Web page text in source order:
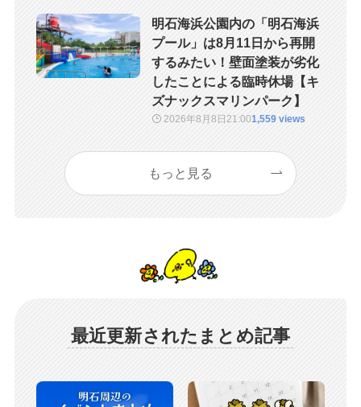
明石海浜公園内の「明石海浜
プール」は8月11日から再開
するみたい！壁面塗装が劣化
したことによる臨時休場【キ
ズナックスマリンパーク】
2026年8月8日21:001,559 views
もっと見る
最近更新されたまとめ記事